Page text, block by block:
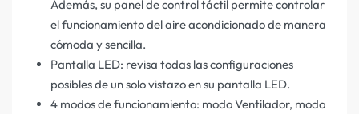
Además, su panel de control táctil permite controlar
el funcionamiento del aire acondicionado de manera
cómoda y sencilla.
Pantalla LED: revisa todas las configuraciones
posibles de un solo vistazo en su pantalla LED.
4 modos de funcionamiento: modo Ventilador, modo